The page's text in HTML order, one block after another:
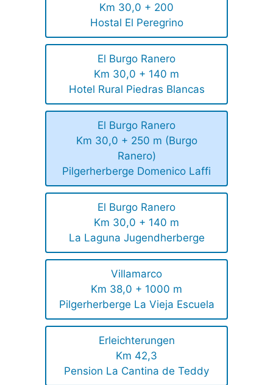
Km 30,0 + 200
Hostal El Peregrino
El Burgo Ranero
Km 30,0 + 140 m
Hotel Rural Piedras Blancas
El Burgo Ranero
Km 30,0 + 250 m (Burgo
Ranero)
Pilgerherberge Domenico Laffi
El Burgo Ranero
Km 30,0 + 140 m
La Laguna Jugendherberge
Villamarco
Km 38,0 + 1000 m
Pilgerherberge La Vieja Escuela
Erleichterungen
Km 42,3
Pension La Cantina de Teddy